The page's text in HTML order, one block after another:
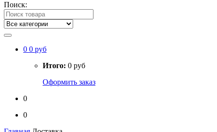
Поиск:
0 0 руб
Итого: 0 руб
Оформить заказ
0
0